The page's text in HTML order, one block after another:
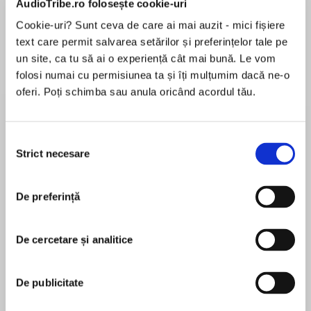
AudioTribe.ro folosește cookie-uri
Cookie-uri? Sunt ceva de care ai mai auzit - mici fișiere
text care permit salvarea setărilor și preferințelor tale pe
un site, ca tu să ai o experiență cât mai bună. Le vom
folosi numai cu permisiunea ta și îți mulțumim dacă ne-o
oferi. Poți schimba sau anula oricând acordul tău.
consimțământului
Strict necesare
De preferință
De cercetare și analitice
De publicitate
Desprecarte
International bestseller Jeffrey Archer returns
THE UNPUTDOWNABLE NEW THRILLER FROM
‘Only someone like Jeffrey Archer . . . could
have written a compelling story like this. Every
page bristles with suspense and the ending
comes at you with the force of a tank round’
pentru această carte
Jeffrey Archer, whose novels include the Clifton